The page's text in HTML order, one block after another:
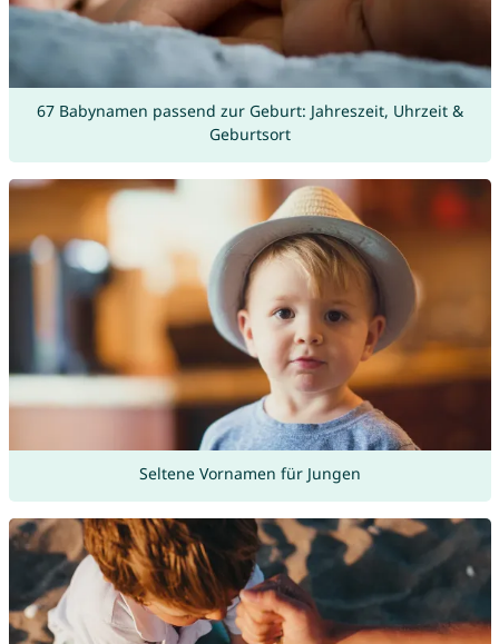
67 Babynamen passend zur Geburt: Jahreszeit, Uhrzeit &
Geburtsort
Seltene Vornamen für Jungen